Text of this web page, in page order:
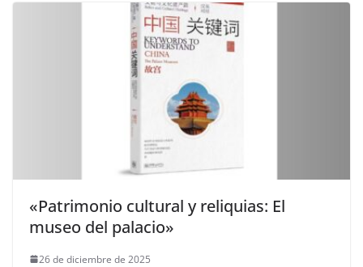
«Patrimonio cultural y reliquias: El
museo del palacio»
26 de diciembre de 2025